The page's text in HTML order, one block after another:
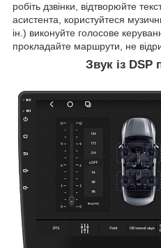
робіть дзвінки, відтворюйте
асистента, користуйтеся
ін.) виконуйте голосове
прокладайте маршрути, не
Звук із DSP